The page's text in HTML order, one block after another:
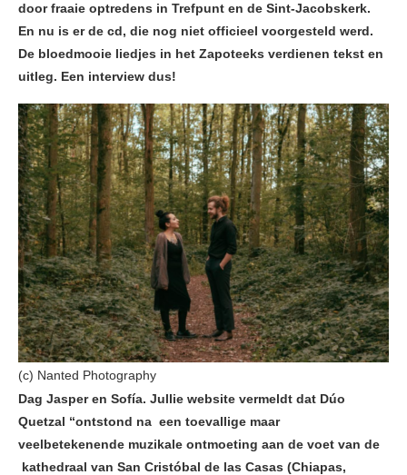
door fraaie optredens in Trefpunt en de Sint-Jacobskerk.
En nu is er de cd, die nog niet officieel voorgesteld werd.
De bloedmooie liedjes in het Zapoteeks verdienen tekst en
uitleg. Een interview dus!
(c) Nanted Photography
Dag Jasper en Sofía. Jullie website vermeldt dat Dúo
Quetzal “ontstond na een toevallige maar
veelbetekenende muzikale ontmoeting aan de voet van de
kathedraal van San Cristóbal de las Casas (Chiapas,